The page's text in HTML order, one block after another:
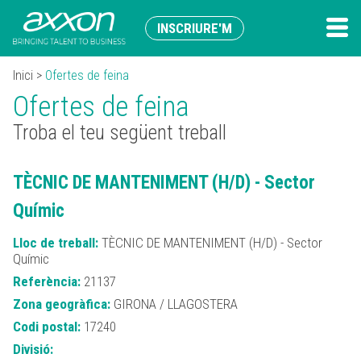
INSCRIURE'M
Inici > Ofertes de feina
Ofertes de feina
Troba el teu següent treball
TÈCNIC DE MANTENIMENT (H/D) - Sector
Químic
Lloc de treball:TÈCNIC DE MANTENIMENT (H/D) - Sector
Químic
Referència:21137
Zona geogràfica:GIRONA / LLAGOSTERA
Codi postal:17240
Divisió: